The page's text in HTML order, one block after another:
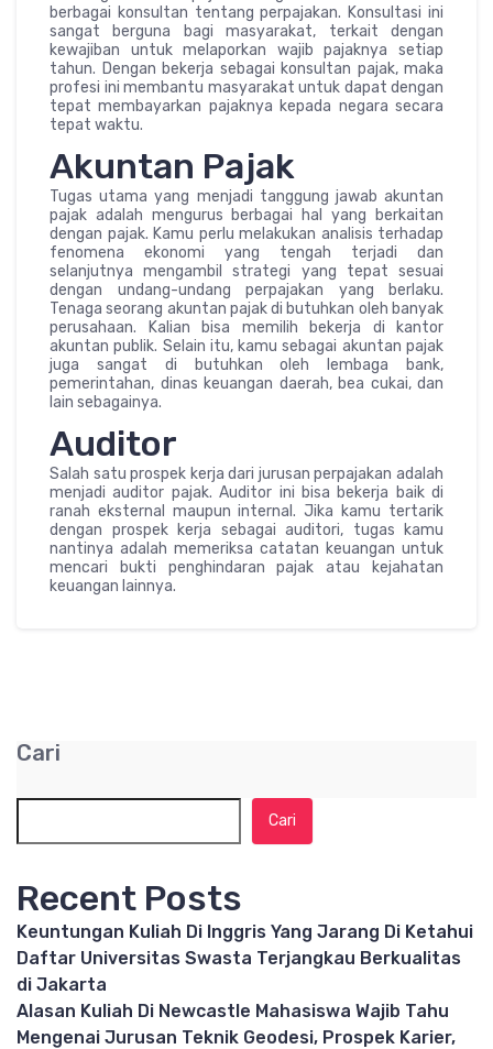
berbagai konsultan tentang perpajakan. Konsultasi ini
sangat berguna bagi masyarakat, terkait dengan
kewajiban untuk melaporkan wajib pajaknya setiap
tahun. Dengan bekerja sebagai konsultan pajak, maka
profesi ini membantu masyarakat untuk dapat dengan
tepat membayarkan pajaknya kepada negara secara
tepat waktu.
Akuntan Pajak
Tugas utama yang menjadi tanggung jawab akuntan
pajak adalah mengurus berbagai hal yang berkaitan
dengan pajak. Kamu perlu melakukan analisis terhadap
fenomena ekonomi yang tengah terjadi dan
selanjutnya mengambil strategi yang tepat sesuai
dengan undang-undang perpajakan yang berlaku.
Tenaga seorang akuntan pajak di butuhkan oleh banyak
perusahaan. Kalian bisa memilih bekerja di kantor
akuntan publik. Selain itu, kamu sebagai akuntan pajak
juga sangat di butuhkan oleh lembaga bank,
pemerintahan, dinas keuangan daerah, bea cukai, dan
lain sebagainya.
Auditor
Salah satu prospek kerja dari jurusan perpajakan adalah
menjadi auditor pajak. Auditor ini bisa bekerja baik di
ranah eksternal maupun internal. Jika kamu tertarik
dengan prospek kerja sebagai auditori, tugas kamu
nantinya adalah memeriksa catatan keuangan untuk
mencari bukti penghindaran pajak atau kejahatan
keuangan lainnya.
Cari
Cari
Recent Posts
Keuntungan Kuliah Di Inggris Yang Jarang Di Ketahui
Daftar Universitas Swasta Terjangkau Berkualitas
di Jakarta
Alasan Kuliah Di Newcastle Mahasiswa Wajib Tahu
Mengenai Jurusan Teknik Geodesi, Prospek Karier,